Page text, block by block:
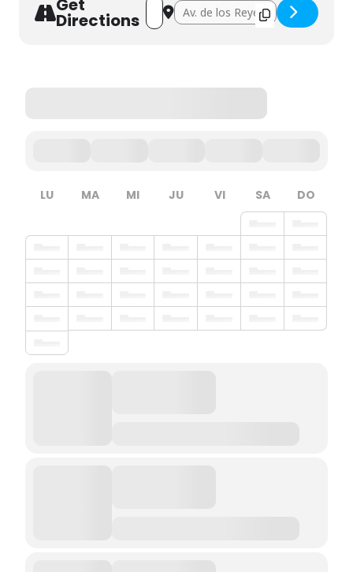
Directions
Destination Address - Anónima []
LU MA MI JU VI SA DO